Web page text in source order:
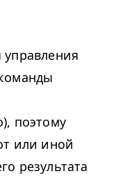
поэтому
или иной
результата